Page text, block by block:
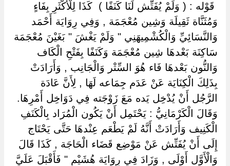
‏ ‏قَوْله : ( وَلَمْ يُفَتِّش لَنَا كَنَفًا ) ‏ ‏كَذَا لِلْأَكْثَرِ بِفَاءٍ
وَمُثَنَّاة ثَقِيلَة وَشِين مُعْجَمَة , وَفِي رِوَايَة أَحْمَد
وَالنَّسَائِيِّ وَالْكُشْمِيهَنِي " وَلَمْ يَغْشَ " بَغَيْنَ مُعْجَمَة
سَاكِنَة بَعْدهَا شِين مُعْجَمَة وَكَنَفًا بِفَتْحِ الْكَاف
وَالنُّون بَعْدهَا فَاء هُوَ السِّتْر وَالْجَانِب , وَأَرَادَتْ
بِذَلِكَ الْكِنَايَة عَنْ عَدَم جِمَاعه لَهَا , لِأَنَّ عَادَة
الرَّجُل أَنْ يُدْخِل يَده مَعَ زَوْجَته فِي دَوَاخِل أَمْرِهَا.
وَقَالَ الْكَرْمَانِيُّ : يَحْتَمِل أَنْ يَكُون الْمُرَاد بِالْكَنَفِ
الْكَنِيف وَأَرَادَتْ أَنَّهُ لَمْ يَطْعَم عِنْدهَا حَتَّى يَحْتَاج
إِلَى أَنْ يُفَتِّش عَنْ مَوْضِع قَضَاء الْحَاجَة , كَذَا قَالَ
وَالْأَوَّل أَوْلَى , وَزَادَ فِي رِوَايَة هُشَيْمٍ " فَأَقْبَلَ عَلَيَّ